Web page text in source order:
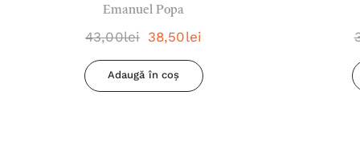
Emanuel Popa
43,00lei 38,50lei
Adaugă în coș